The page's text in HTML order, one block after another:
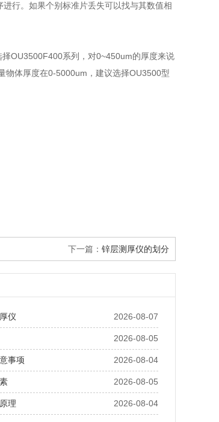
行。如果个别标准片丢失可以找与其数值相
OU3500F400系列，对0~450um的厚度来说
物体厚度在0-5000um，建议选择OU3500型
下一篇： 锌层测厚仪的划分
2026-08-07
仪
2026-08-05
2026-08-04
事项
2026-08-05
2026-08-04
理